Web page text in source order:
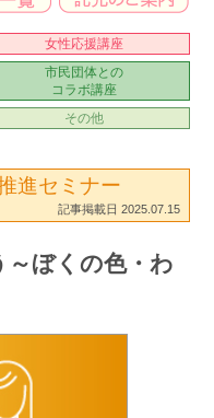
女性応援講座
市民団体との
コラボ講座
その他
進セミナー
記事掲載日 2025.07.15
～ぼくの色・わ